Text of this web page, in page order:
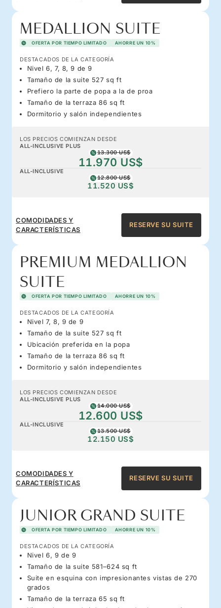
MEDALLION SUITE
OFERTA POR TIEMPO LIMITADO AHORRE UN 10%
DESTACADOS DE LA CATEGORÍA
Nivel 6, 7, 8, 9 de 9
Tamaño de la suite 527 sq ft
Prefiero la parte de popa a la de proa
Tamaño de la terraza 86 sq ft
Dormitorio y salón independientes
LOS PRECIOS COMIENZAN DESDE
ALL-INCLUSIVE PLUS
13.300 US$
11.970 US$
ALL-INCLUSIVE
12.800 US$
11.520 US$
COMODIDADES Y
CARACTERÍSTICAS
RESERVE SU SUITE
PREMIUM MEDALLION
SUITE
OFERTA POR TIEMPO LIMITADO AHORRE UN 10%
DESTACADOS DE LA CATEGORÍA
Nivel 7, 8, 9 de 9
Tamaño de la suite 527 sq ft
Ubicación preferida en la popa
Tamaño de la terraza 86 sq ft
Dormitorio y salón independientes
LOS PRECIOS COMIENZAN DESDE
ALL-INCLUSIVE PLUS
14.000 US$
12.600 US$
ALL-INCLUSIVE
13.500 US$
12.150 US$
COMODIDADES Y
CARACTERÍSTICAS
RESERVE SU SUITE
JUNIOR GRAND SUITE
OFERTA POR TIEMPO LIMITADO AHORRE UN 10%
DESTACADOS DE LA CATEGORÍA
Nivel 6, 9 de 9
Tamaño de la suite 581–624 sq ft
Suite en esquina con impresionantes vistas de 270
grados
Tamaño de la terraza 65 sq ft